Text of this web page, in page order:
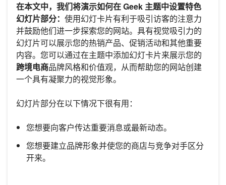
在本文中，我们将演示如何在 Geek 主题中设置特色
幻灯片部分： 使用幻灯卡片有利于吸引访客的注意力
并鼓励他们进一步探索您的网站。具有视觉吸引力的
幻灯片可以展示您的热销产品、促销活动和其他重要
内容。您可以通过在主题中添加幻灯卡片来展示您的
跨境电商品牌风格和价值观，从而帮助您的网站创建
一个具有凝聚力的视觉形象。
幻灯片部分在以下情况下很有用：
您想要向客户传达重要消息或最新动态。
您想要建立品牌形象并使您的商店与竞争对手区分
开来。